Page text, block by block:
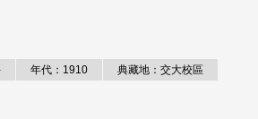
年代：1910 典藏地：交大校區